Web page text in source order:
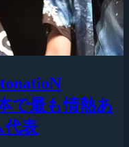
で最も情熱あ
代表